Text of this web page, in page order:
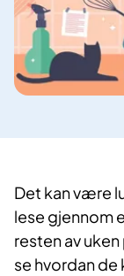
Det kan være
lese gjennom
resten av
se hvordan de